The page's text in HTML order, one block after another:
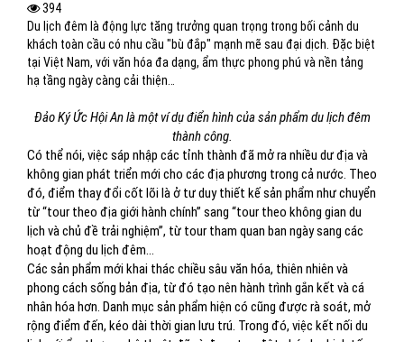
394
Du lịch đêm là động lực tăng trưởng quan trọng trong bối cảnh du
khách toàn cầu có nhu cầu "bù đắp" mạnh mẽ sau đại dịch. Đặc biệt
tại Việt Nam, với văn hóa đa dạng, ẩm thực phong phú và nền tảng
hạ tầng ngày càng cải thiện…
Đảo Ký Ức Hội An là một ví dụ điển hình của sản phẩm du lịch đêm
thành công.
Có thể nói, việc sáp nhập các tỉnh thành đã mở ra nhiều dư địa và
không gian phát triển mới cho các địa phương trong cả nước. Theo
đó, điểm thay đổi cốt lõi là ở tư duy thiết kế sản phẩm như chuyển
từ “tour theo địa giới hành chính” sang “tour theo không gian du
lịch và chủ đề trải nghiệm”, từ tour tham quan ban ngày sang các
hoạt động du lịch đêm...
Các sản phẩm mới khai thác chiều sâu văn hóa, thiên nhiên và
phong cách sống bản địa, từ đó tạo nên hành trình gắn kết và cá
nhân hóa hơn. Danh mục sản phẩm hiện có cũng được rà soát, mở
rộng điểm đến, kéo dài thời gian lưu trú. Trong đó, việc kết nối du